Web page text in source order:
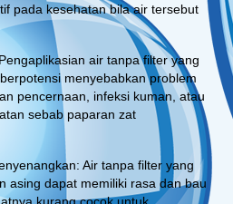
pada kesehatan bila air tersebut
air tanpa filter yang
menyebabkan problem
pencernaan, infeksi kuman, atau
sebab paparan zat
Air tanpa filter yang
asing dapat memiliki rasa dan bau
kurang cocok untuk